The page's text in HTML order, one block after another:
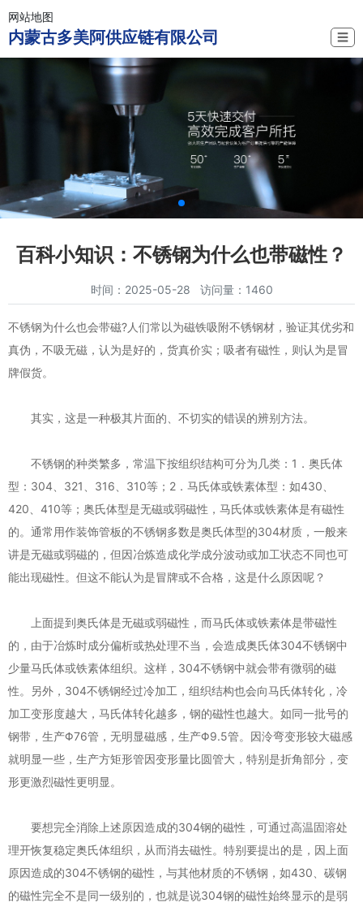
网站地图
内蒙古多美阿供应链有限公司 ☰
百科小知识：不锈钢为什么也带磁性？
时间：2025-05-28 访问量：1460
不锈钢为什么也会带磁?人们常以为磁铁吸附不锈钢材，验证其优劣和
真伪，不吸无磁，认为是好的，货真价实；吸者有磁性，则认为是冒
牌假货。
其实，这是一种极其片面的、不切实的错误的辨别方法。
不锈钢的种类繁多，常温下按组织结构可分为几类：1．奥氏体
型：304、321、316、310等；2．马氏体或铁素体型：如430、
420、410等；奥氏体型是无磁或弱磁性，马氏体或铁素体是有磁性
的。通常用作装饰管板的不锈钢多数是奥氏体型的304材质，一般来
讲是无磁或弱磁的，但因冶炼造成化学成分波动或加工状态不同也可
能出现磁性。但这不能认为是冒牌或不合格，这是什么原因呢？
上面提到奥氏体是无磁或弱磁性，而马氏体或铁素体是带磁性
的，由于冶炼时成分偏析或热处理不当，会造成奥氏体304不锈钢中
少量马氏体或铁素体组织。这样，304不锈钢中就会带有微弱的磁
性。另外，304不锈钢经过冷加工，组织结构也会向马氏体转化，冷
加工变形度越大，马氏体转化越多，钢的磁性也越大。如同一批号的
钢带，生产Φ76管，无明显磁感，生产Φ9.5管。因泠弯变形较大磁感
就明显一些，生产方矩形管因变形量比圆管大，特别是折角部分，变
形更激烈磁性更明显。
要想完全消除上述原因造成的304钢的磁性，可通过高温固溶处
理开恢复稳定奥氏体组织，从而消去磁性。特别要提出的是，因上面
原因造成的304不锈钢的磁性，与其他材质的不锈钢，如430、碳钢
的磁性完全不是同一级别的，也就是说304钢的磁性始终显示的是弱